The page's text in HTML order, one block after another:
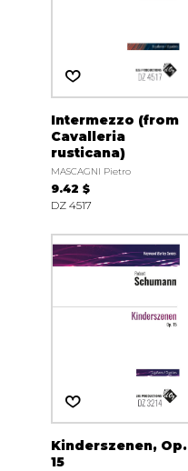
Intermezzo (from
Cavalleria
rusticana)
MASCAGNI Pietro
9.42 $
DZ 4517
Kinderszenen, Op.
15